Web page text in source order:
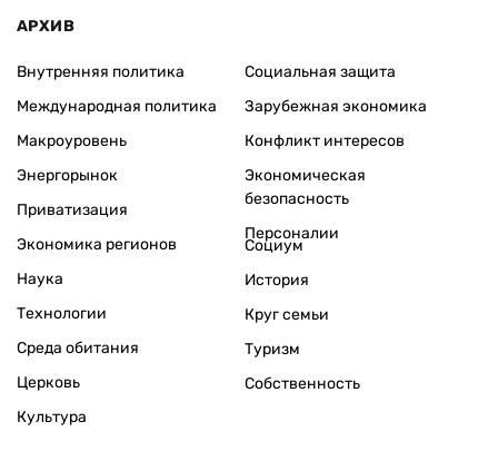
АРХИВ
Внутренняя политика
Международная политика
Макроуровень
Энергорынок
Приватизация
Экономика регионов
Социальная защита
Зарубежная экономика
Конфликт интересов
Экономическая
безопасность
Персоналии
Наука
Технологии
Среда обитания
Церковь
Культура
Социум
История
Круг семьи
Туризм
Собственность